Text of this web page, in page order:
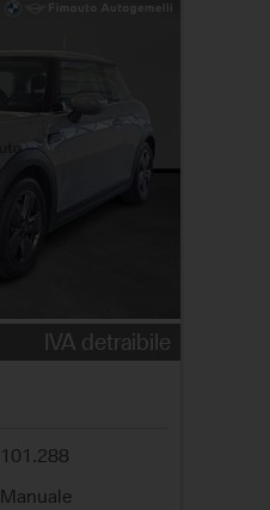
IVA detraibile
101.288
Manuale